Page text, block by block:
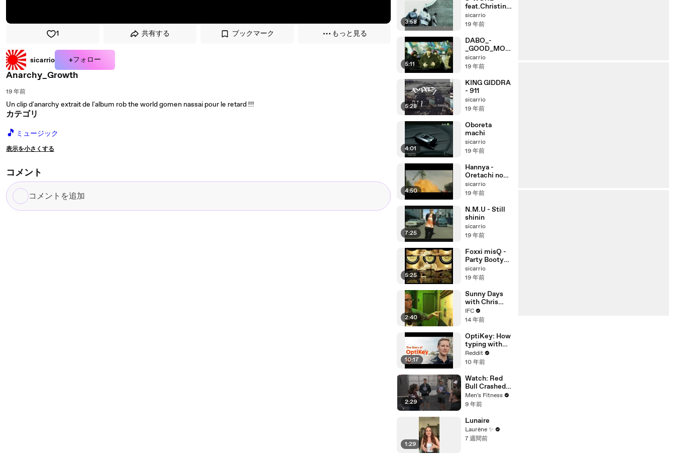
1 共有する ブックマーク もっと見る
sicarrio +フォロー
Anarchy_Growth
19 年前
Un clip d'anarchy extrait de l'album rob the world gomen nassai pour le retard !!!
カテゴリ
🎵 ミュージック
表示を小さくする
コメント
コ
メ
3:58
feat.Christina
Milian THE
ANSWER
sicarrio
19 年前
5:11
DABO_-
_GOOD_MOR
NING_ZIPANG
_
sicarrio
19 年前
5:28
KING GIDDRA
- 911
sicarrio
19 年前
4:01
Oboreta
machi
sicarrio
19 年前
4:50
Hannya -
Oretachi no
Yamato
sicarrio
19 年前
7:25
N.M.U - Still
shinin
sicarrio
19 年前
5:25
Foxxi misQ -
Party Booty
Shake
feat.Miss
sicarrio
19 年前
2:40
Sunny Days
with Chris
Gethard
IFC
14 年前
10:17
OptiKey: How
typing with
eyesight
could impact
lives
Reddit
10 年前
2:29
Watch: Red
Bull Crashed
Ice athletes
train with
Camille
Leblanc-
Bazinet
Men's Fitness
9 年前
1:29
Lunaire
Laurène ✨
7 週間前